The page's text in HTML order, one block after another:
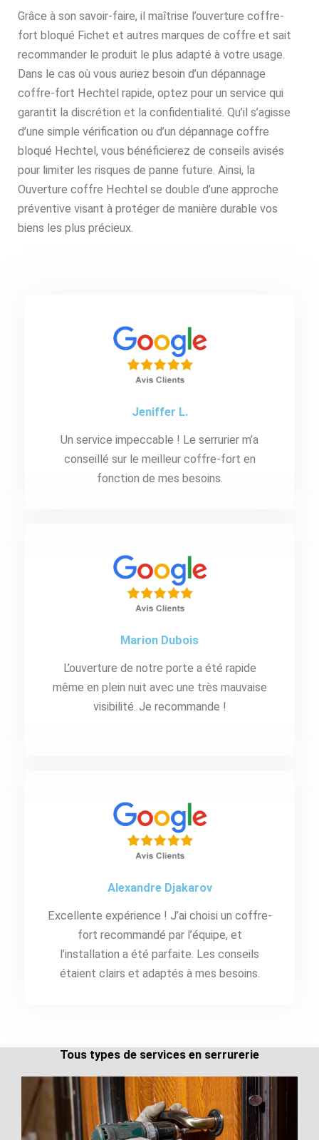
Grâce à son savoir-faire, il maîtrise l’ouverture coffre-
fort bloqué Fichet et autres marques de coffre et sait
recommander le produit le plus adapté à votre usage.
Dans le cas où vous auriez besoin d’un dépannage
coffre-fort Hechtel rapide, optez pour un service qui
garantit la discrétion et la confidentialité. Qu’il s’agisse
d’une simple vérification ou d’un dépannage coffre
bloqué Hechtel, vous bénéficierez de conseils avisés
pour limiter les risques de panne future. Ainsi, la
Ouverture coffre Hechtel se double d’une approche
préventive visant à protéger de manière durable vos
biens les plus précieux.
Jeniffer L.
Un service impeccable ! Le serrurier m’a
conseillé sur le meilleur coffre-fort en
fonction de mes besoins.
Marion Dubois
L’ouverture de notre porte a été rapide
même en plein nuit avec une très mauvaise
visibilité. Je recommande !
Alexandre Djakarov
Excellente expérience ! J’ai choisi un coffre-
fort recommandé par l’équipe, et
l’installation a été parfaite. Les conseils
étaient clairs et adaptés à mes besoins.
Tous types de services en serrurerie